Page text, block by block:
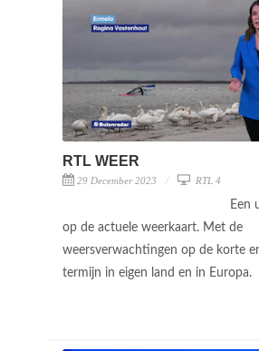
RTL WEER
29 December 2023 RTL 4
Een
op de actuele weerkaart. Met de
weersverwachtingen op de korte
termijn in eigen land en in Europa.